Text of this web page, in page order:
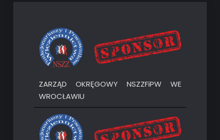
ZARZĄD OKRĘGOWY NSZZFiPW WE
WROCŁAWIU